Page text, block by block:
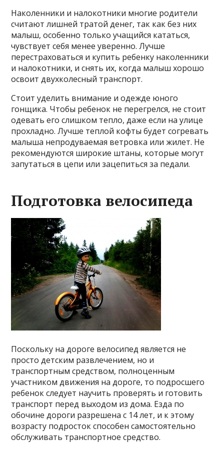
Наколенники и налокотники многие родители
считают лишней тратой денег, так как без них
малыш, особенно только учащийся кататься,
чувствует себя менее уверенно. Лучше
перестраховаться и купить ребенку наколенники
и налокотники, и снять их, когда малыш хорошо
освоит двухколесный транспорт.
Стоит уделить внимание и одежде юного
гонщика. Чтобы ребенок не перегрелся, не стоит
одевать его слишком тепло, даже если на улице
прохладно. Лучше теплой кофты будет согревать
малыша непродуваемая ветровка или жилет. Не
рекомендуются широкие штаны, которые могут
запутаться в цепи или зацепиться за педали.
Подготовка велосипеда
Поскольку на дороге велосипед является не
просто детским развлечением, но и
транспортным средством, полноценным
участником движения на дороге, то подросшего
ребенок следует научить проверять и готовить
транспорт перед выходом из дома. Езда по
обочине дороги разрешена с 14 лет, и к этому
возрасту подросток способен самостоятельно
обслуживать транспортное средство.